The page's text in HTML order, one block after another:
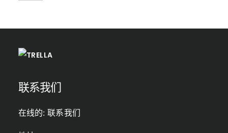
联系我们
在线的: 联系我们